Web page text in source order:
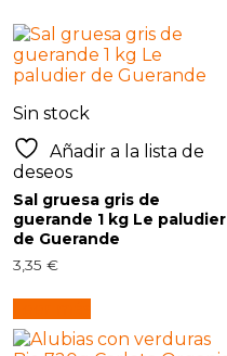
Sin stock
Añadir a la lista de
deseos
Sal gruesa gris de
guerande 1 kg Le paludier
de Guerande
3,35€